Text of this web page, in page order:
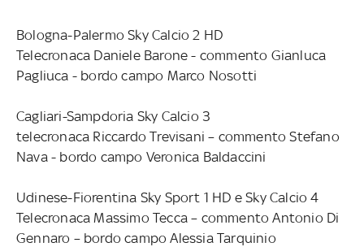
Bologna-Palermo Sky Calcio 2 HD
Telecronaca Daniele Barone - commento Gianluca
Pagliuca - bordo campo Marco Nosotti
Cagliari-Sampdoria Sky Calcio 3
telecronaca Riccardo Trevisani – commento Stefano
Nava - bordo campo Veronica Baldaccini
Udinese-Fiorentina Sky Sport 1 HD e Sky Calcio 4
Telecronaca Massimo Tecca – commento Antonio Di
Gennaro – bordo campo Alessia Tarquinio